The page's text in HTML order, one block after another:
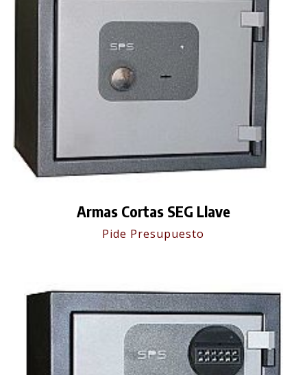
Armas Cortas SEG Llave
Pide Presupuesto